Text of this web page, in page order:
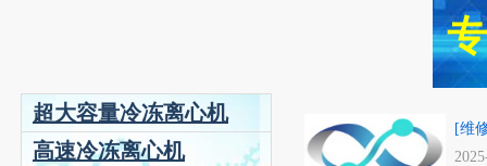
超大容量冷冻离心机
高速冷冻离心机
[维